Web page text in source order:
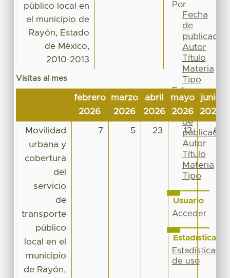
público local en
el municipio de
Rayón, Estado
de México,
2010-2013
Visitas al mes
febrero
2026
marzo
2026
abril
2026
mayo
2026
junio
2026
Movilidad
urbana y
cobertura
del
servicio
de
transporte
público
local en el
municipio
de Rayón,
7 5 23 13 6
Por
Fecha
de
publicación
Autor
Título
Materia
Tipo
Esta
colección
Fecha
de
publicación
Autor
Título
Materia
Tipo
Usuario
Acceder
Estadísticas
Estadísticas
de uso